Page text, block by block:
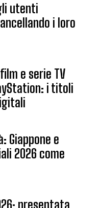
utenti
i loro
e serie TV
i titoli
Giappone e
2026 come
presentata